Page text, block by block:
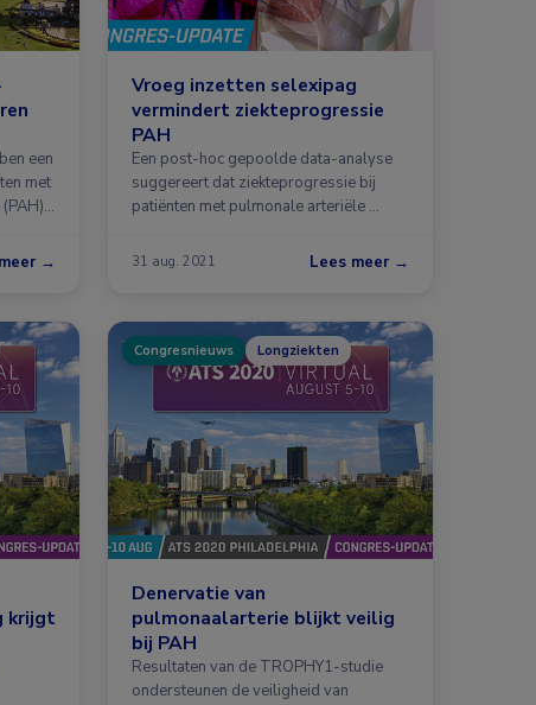
een
met
→
Vroeg inzetten selexipag
vermindert ziekteprogressie
PAH
Een post-hoc gepoolde data-analyse
suggereert dat ziekteprogressie bij
patiënten met pulmonale arteriële …
31 aug. 2021 Lees meer →
krijgt
Congresnieuws Longziekten
Denervatie van
pulmonaalarterie blijkt veilig
bij PAH
Resultaten van de TROPHY1-studie
ondersteunen de veiligheid van